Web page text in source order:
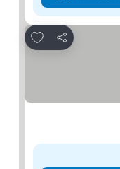
مشاركة
to favorites